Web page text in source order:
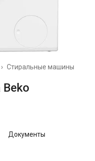
Стиральные машины
›
Документы